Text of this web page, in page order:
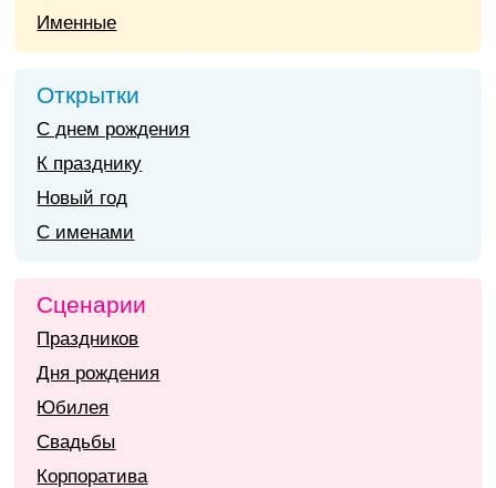
Именные
Открытки
С днем рождения
К празднику
Новый год
С именами
Сценарии
Праздников
Дня рождения
Юбилея
Свадьбы
Корпоратива